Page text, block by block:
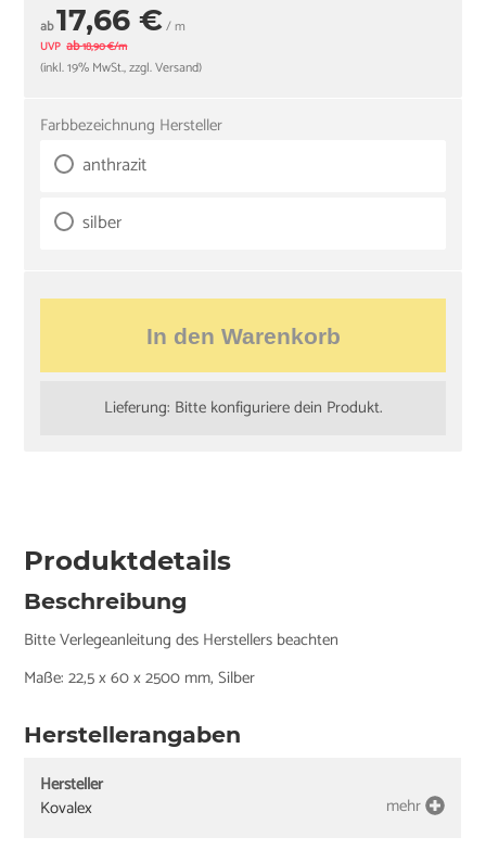
ab17,66 €/ m
UVP ab18,90 €/m
(inkl. 19% MwSt., zzgl. Versand)
Farbbezeichnung Hersteller
anthrazit
silber
In den Warenkorb
Lieferung: Bitte konfiguriere dein Produkt.
Produktdetails
Beschreibung
Bitte Verlegeanleitung des Herstellers beachten
Maße: 22,5 x 60 x 2500 mm, Silber
Herstellerangaben
Hersteller
Kovalex
mehr